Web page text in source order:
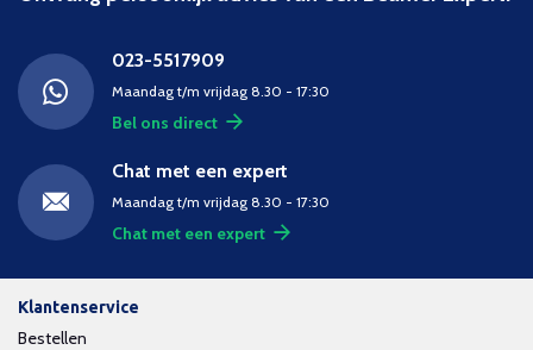
023-5517909
Maandag t/m vrijdag 8.30 - 17:30
Bel ons direct
Chat met een expert
Maandag t/m vrijdag 8.30 - 17:30
Chat met een expert
Klantenservice
Bestellen